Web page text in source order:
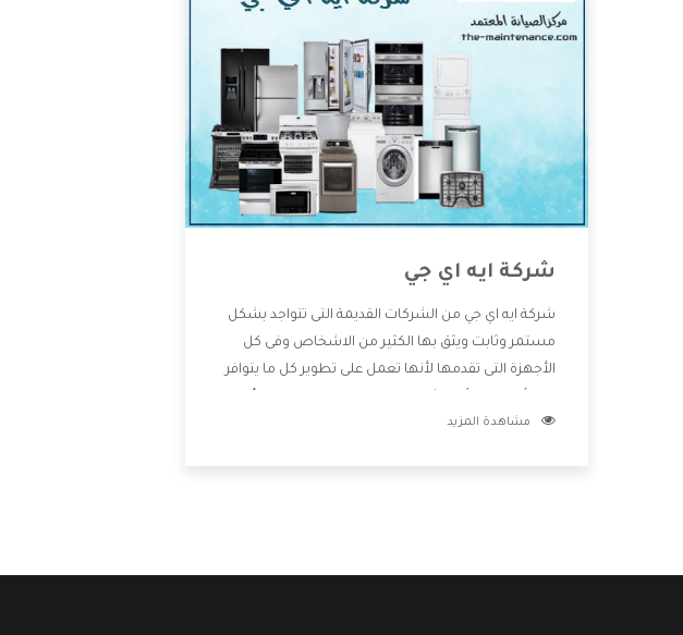
شركة ايه اي جي
شركة ايه اي جي من الشركات القديمة التى تتواجد بشكل
مستمر وثابت ويثق بها الكثير من الاشخاص وفى كل
الأجهزة التى تقدمها لأنها تعمل على تطوير كل ما يتوافر
خدمات ما بعد البيع مع المنتجات وتقدم للعملاء أقوى
مشاهدة المزيد